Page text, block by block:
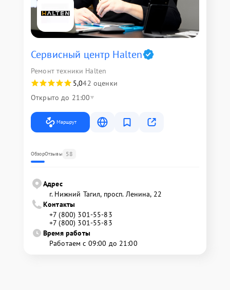
Сервисный центр Halten
Ремонт техники Halten
5,042 оценки
Открыто до 21:00
Маршрут
ОбзорОтзывы 58
Адрес
г. Нижний Тагил, просп. Ленина, 22
Контакты
+7 (800) 301-55-83
+7 (800) 301-55-83
Время работы
Работаем с 09:00 до 21:00